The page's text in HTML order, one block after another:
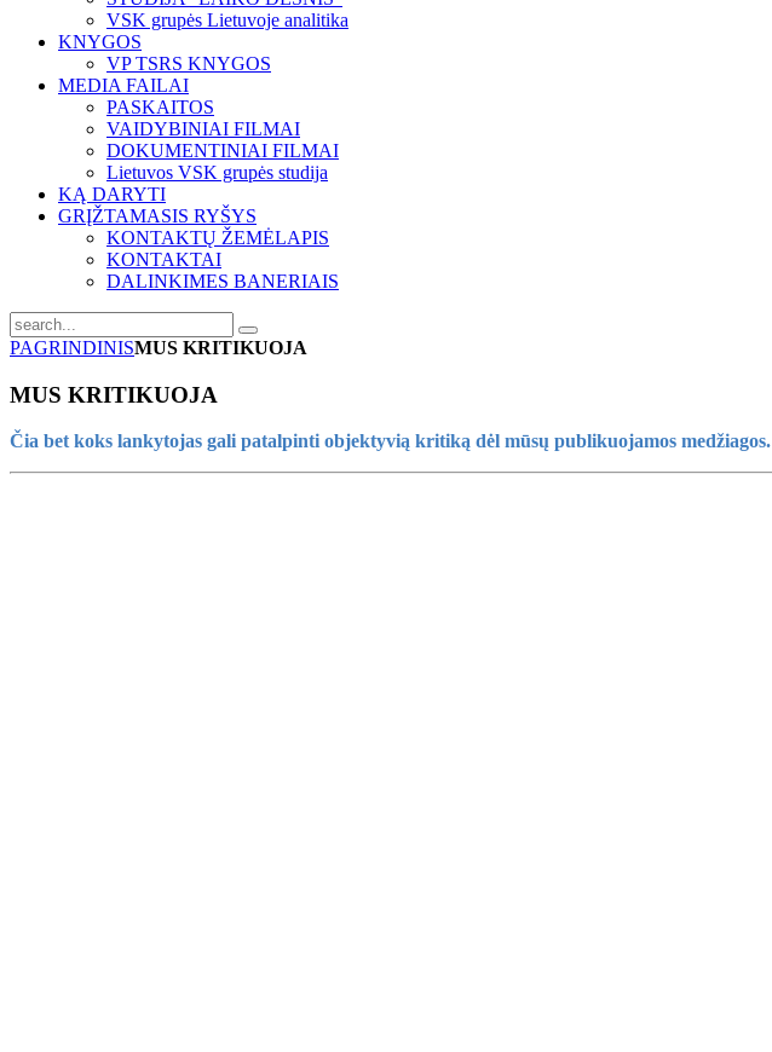
VSK grupės Lietuvoje analitika
KNYGOS
VP TSRS KNYGOS
MEDIA FAILAI
PASKAITOS
VAIDYBINIAI FILMAI
DOKUMENTINIAI FILMAI
Lietuvos VSK grupės studija
KĄ DARYTI
GRĮŽTAMASIS RYŠYS
KONTAKTŲ ŽEMĖLAPIS
KONTAKTAI
DALINKIMES BANERIAIS
PAGRINDINISMUS KRITIKUOJA
MUS KRITIKUOJA
Čia bet koks lankytojas gali patalpinti objektyvią kritiką dėl mūsų publikuojamos medžiagos.